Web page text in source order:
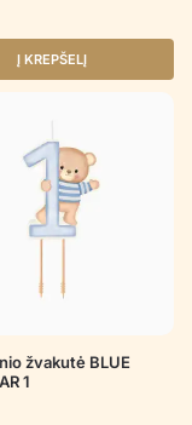
Į KREPŠELĮ
žvakutė BLUE
1